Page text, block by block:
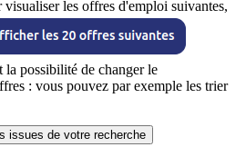
les offres d'emploi suivantes,
la possibilité de changer le
: vous pouvez par exemple les trier
issues de votre recherche